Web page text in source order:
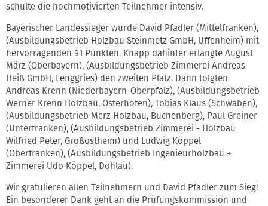
schulte die hochmotivierten Teilnehmer intensiv.
Bayerischer Landessieger wurde David Pfadler (Mittelfranken),
(Ausbildungsbetrieb Holzbau Steinmetz GmbH, Uffenheim) mit
hervorragenden 91 Punkten. Knapp dahinter erlangte August
März (Oberbayern), (Ausbildungsbetrieb Zimmerei Andreas
Heiß GmbH, Lenggries) den zweiten Platz. Dann folgten
Andreas Krenn (Niederbayern-Oberpfalz), (Ausbildungsbetrieb
Werner Krenn Holzbau, Osterhofen), Tobias Klaus (Schwaben),
(Ausbildungsbetrieb Merz Holzbau, Buchenberg), Paul Greiner
(Unterfranken), (Ausbildungsbetrieb Zimmerei - Holzbau
Wilfried Peter, Großostheim) und Ludwig Köppel
(Oberfranken), (Ausbildungsbetrieb Ingenieurholzbau +
Zimmerei Udo Köppel, Döhlau).
Wir gratulieren allen Teilnehmern und David Pfadler zum Sieg!
Ein besonderer Dank geht an die Prüfungskommission und